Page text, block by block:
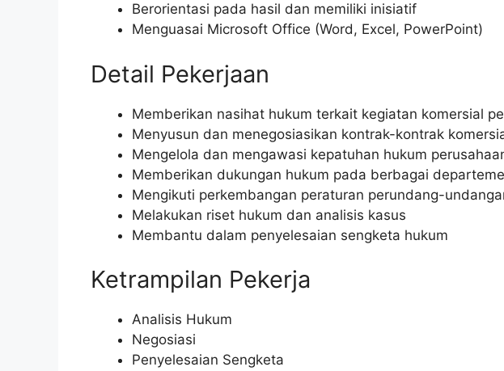
Berorientasi pada hasil dan memiliki inisiatif
Menguasai Microsoft Office (Word, Excel, PowerPoint)
Detail Pekerjaan
Memberikan nasihat hukum terkait kegiatan komersial
Menyusun dan menegosiasikan kontrak-kontrak
Mengelola dan mengawasi kepatuhan hukum
Memberikan dukungan hukum pada berbagai
Mengikuti perkembangan peraturan perundang-
Melakukan riset hukum dan analisis kasus
Membantu dalam penyelesaian sengketa hukum
Ketrampilan Pekerja
Analisis Hukum
Negosiasi
Penyelesaian Sengketa